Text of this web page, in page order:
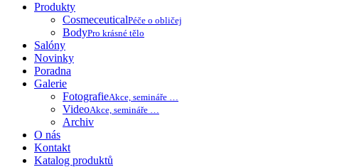
Produkty
CosmeceuticalPéče o obličej
BodyPro krásné tělo
Salóny
Novinky
Poradna
Galerie
FotografieAkce, semináře …
VideoAkce, semináře …
Archiv
O nás
Kontakt
Katalog produktů